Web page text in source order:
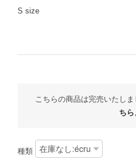
S size
こちらの商品は完売いたし
ちら
種類